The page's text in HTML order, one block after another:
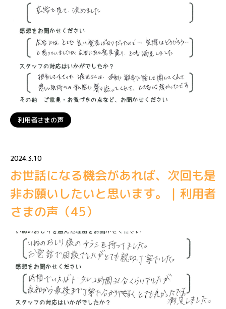
利用者さまの声
2024.3.10
お世話になる機会があれば、次回も是
非お願いしたいと思います。｜利用者
さまの声（45）